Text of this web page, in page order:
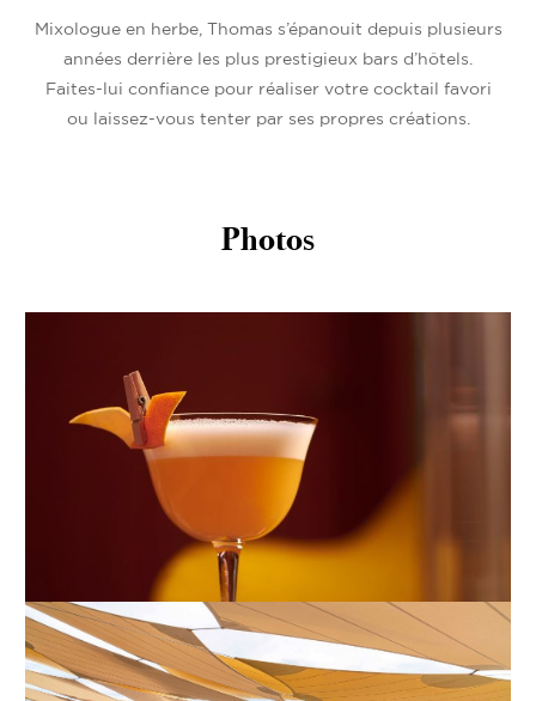
Mixologue en herbe, Thomas s’épanouit depuis plusieurs
années derrière les plus prestigieux bars d’hôtels.
Faites-lui confiance pour réaliser votre cocktail favori
ou laissez-vous tenter par ses propres créations.
Photos